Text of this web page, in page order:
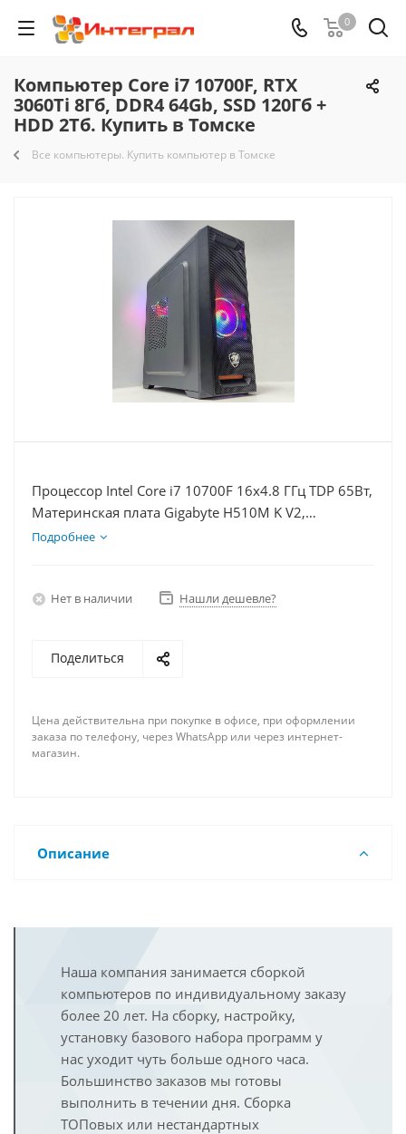
0
Компьютер Core i7 10700F, RTX
3060Ti 8Гб, DDR4 64Gb, SSD 120Гб +
HDD 2Тб. Купить в Томске
Все компьютеры. Купить компьютер в Томске
Процессор Intel Core i7 10700F 16x4.8 ГГц TDP 65Вт,
Материнская плата Gigabyte H510M K V2,
Видеокарта RTX 3060Ti 8Гб, Память DDR4 64Gb,
Подробнее
Нет в наличии Нашли дешевле?
Поделиться
Цена действительна при покупке в офисе, при оформлении
заказа по телефону, через WhatsApp или через интернет-
магазин.
Описание
Наша компания занимается сборкой
компьютеров по индивидуальному заказу
более 20 лет. На сборку, настройку,
установку базового набора программ у
нас уходит чуть больше одного часа.
Большинство заказов мы готовы
выполнить в течении дня. Сборка
ТОПовых или нестандартных